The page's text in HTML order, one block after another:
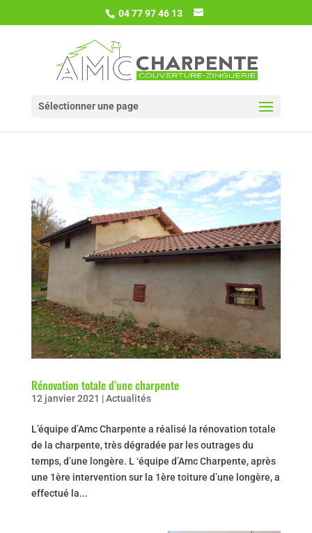
04 77 97 46 13
Sélectionner une page
Rénovation totale d’une charpente
12 janvier 2021 |Actualités
L’équipe d’Amc Charpente a réalisé la rénovation totale
de la charpente, très dégradée par les outrages du
temps, d’une longère. L ‘équipe d’Amc Charpente, après
une 1ère intervention sur la 1ère toiture d’une longère, a
effectué la...